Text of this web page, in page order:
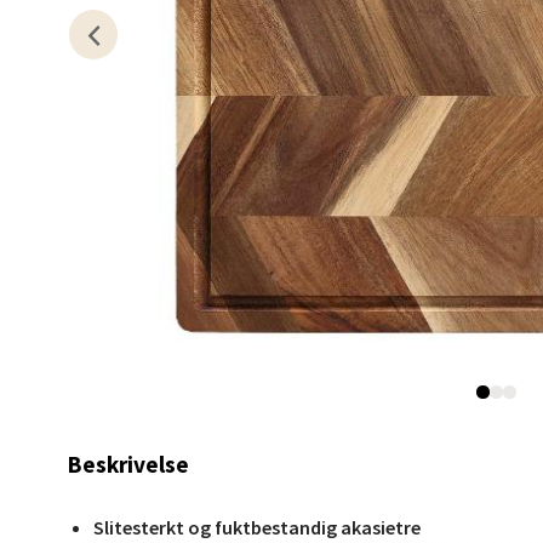
Beskrivelse
Slitesterkt og fuktbestandig akasietre
Åpent
2 i
Åpent
12 i